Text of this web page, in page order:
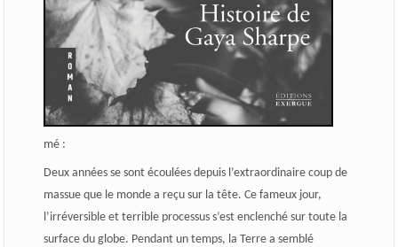
mé:
Deux années se sont écoulées depuis l’extraordinaire coup de
massue que le monde a reçu sur la tête. Ce fameux jour,
l’irréversible et terrible processus s’est enclenché sur toute la
surface du globe. Pendant un temps, la Terre a semblé